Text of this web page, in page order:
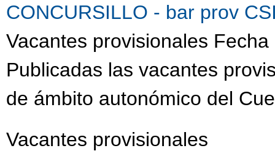
CONCURSILLO - bar prov
Vacantes provisionales
Publicadas las vacantes
de ámbito autonómico del
Vacantes provisionales